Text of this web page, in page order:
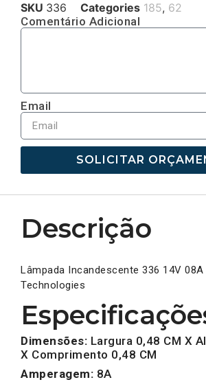
SKU 336 Categories 185, 62
Comentário Adicional
Email
SOLICITAR
Descrição
Lâmpada Incandescente 336 14V
Technologies
Dimensões: Largura 0,48 CM X
X Comprimento 0,48 CM
Amperagem: 8A